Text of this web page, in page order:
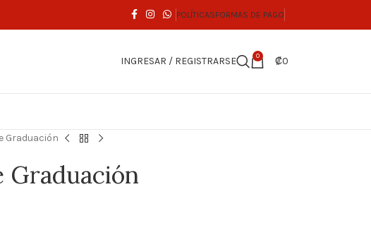
POLÍTICASFORMAS DE PAGO
INGRESAR / REGISTRARSE 0 ₡0
Graduación
Graduación